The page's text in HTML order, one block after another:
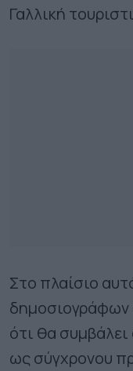
Γαλλική
Στο πλαίσιο
δημοσιογράφων
ότι θα
ως σύγχρονου